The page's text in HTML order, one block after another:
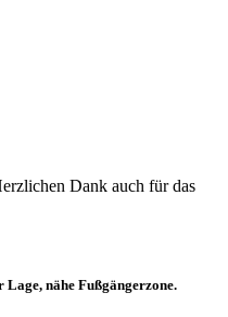
Dank auch für das
nähe Fußgängerzone.